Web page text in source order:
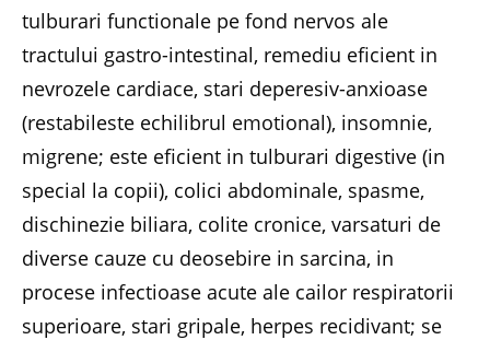
tulburari functionale pe fond nervos ale
tractului gastro-intestinal, remediu eficient in
nevrozele cardiace, stari deperesiv-anxioase
(restabileste echilibrul emotional), insomnie,
migrene; este eficient in tulburari digestive (in
special la copii), colici abdominale, spasme,
dischinezie biliara, colite cronice, varsaturi de
diverse cauze cu deosebire in sarcina, in
procese infectioase acute ale cailor respiratorii
superioare, stari gripale, herpes recidivant; se